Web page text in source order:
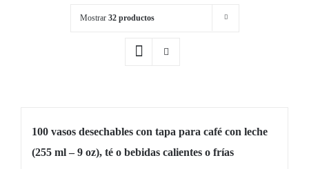
Mostrar 32 productos
100 vasos desechables con tapa para café con leche
(255 ml – 9 oz), té o bebidas calientes o frías